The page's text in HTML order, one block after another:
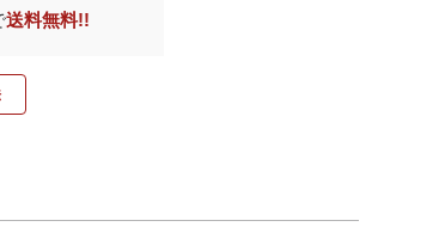
送料無料!!